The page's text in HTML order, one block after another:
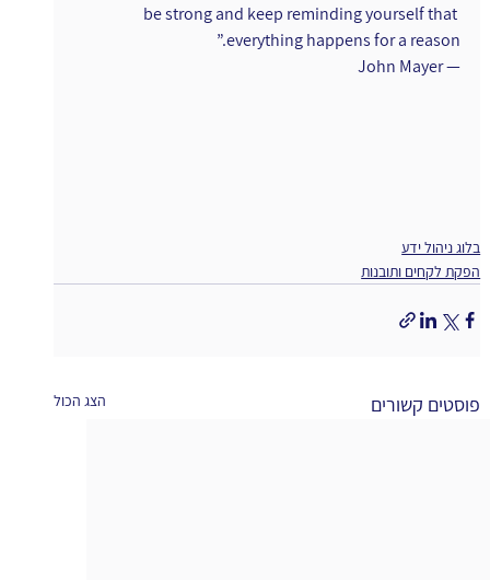
be strong and keep reminding yourself that
everything happens for a reason.”
— John Mayer
בלוג ניהול ידע
הפקת לקחים ותובנות
פוסטים קשורים הצג הכול